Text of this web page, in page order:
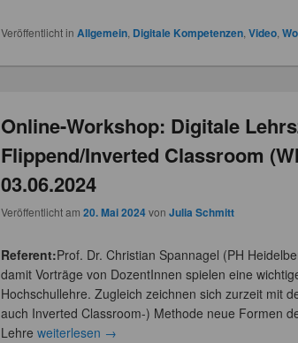
Veröffentlicht in Allgemein Digitale Kompetenzen ,Video ,
Online-Workshop: Digitale
Flippend/Inverted Classroom
03.06.2024
Veröffentlicht am20. Mai 2024vonJulia Schmitt
Referent:Prof. Dr. Christian Spannagel (PH
damit Vorträge von DozentInnen spielen eine
Hochschullehre. Zugleich zeichnen sich zurzeit mit
auch Inverted Classroom-) Methode neue Formen
Lehreweiterlesen →